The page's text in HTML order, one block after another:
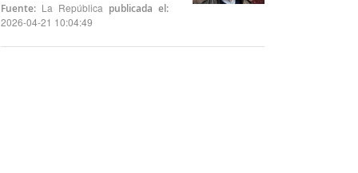
Fuente: La República publicada el:
2026-04-21 10:04:49